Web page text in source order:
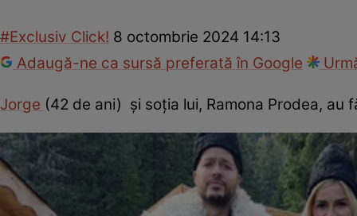
#Exclusiv Click! 8 octombrie 2024 14:13
Adaugă-ne ca sursă preferată în Google
Jorge (42 de ani) și soția lui, Ramona Prodea, au